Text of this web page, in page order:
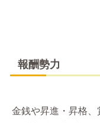
報酬勢力
金銭や昇進・昇格